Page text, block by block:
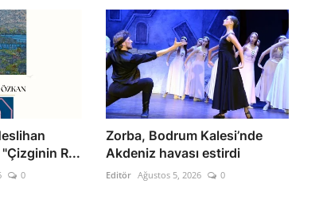
R...
0
Zorba, Bodrum Kalesi’nde
Akdeniz havası estirdi
Editör Ağustos 5, 2026 0